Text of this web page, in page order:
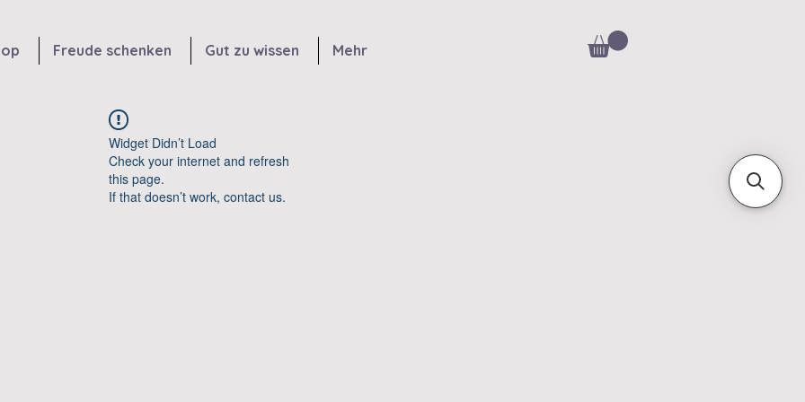
Freude schenken Gut zu wissen Mehr
Widget Didn’t Load
Check your internet and refresh
this page.
If that doesn’t work, contact us.